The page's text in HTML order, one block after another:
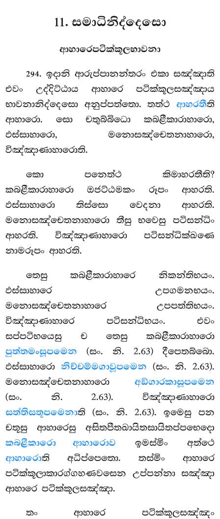
11. සමාධිනිද්දෙසො
ආහාරෙපටික්කූලභාවනා
294. ඉදානිආරුප්පානන්තරං එකා සඤ්ඤාති
එවං උද්දිට්ඨාය ආහාරෙ පටික්කූලසඤ්ඤාය
භාවනානිද්දෙසො අනුප්පත්තො. තත්ථ ආහරතීති
ආහාරො. සො චතුබ්බිධො කබළීකාරාහාරො,
ඵස්සාහාරො, මනොසඤ්චෙතනාහාරො,
විඤ්ඤාණාහාරොති.
කො පනෙත්ථ කිමාහරතීති?
කබළීකාරාහාරො ඔජට්ඨමකං රූපං ආහරති.
ඵස්සාහාරො තිස්සො වෙදනා ආහරති.
මනොසඤ්චෙතනාහාරො තීසු භවෙසු පටිසන්ධිං
ආහරති. විඤ්ඤාණාහාරො පටිසන්ධික්ඛණෙ
නාමරූපං ආහරති.
තෙසු කබළීකාරාහාරෙ නිකන්තිභයං.
ඵස්සාහාරෙ උපගමනභයං.
මනොසඤ්චෙතනාහාරෙ උපපත්තිභයං.
විඤ්ඤාණාහාරෙ පටිසන්ධිභයං. එවං
සප්පටිභයෙසු ච තෙසු කබළීකාරාහාරො
පුත්තමංසූපමෙන (සං. නි. 2.63) දීපෙතබ්බො.
ඵස්සාහාරො නිච්චම්මගාවූපමෙන (සං. නි. 2.63).
මනොසඤ්චෙතනාහාරො අඞ්ගාරකාසූපමෙන
(සං. නි. 2.63). විඤ්ඤාණාහාරො
සත්තිසතූපමෙනාති (සං. නි. 2.63). ඉමෙසු පන
චතූසු ආහාරෙසු අසිතපීතඛායිතසායිතප්පභෙදො
කබළීකාරො ආහාරොව ඉමස්මිං අත්ථෙ
ආහාරොති අධිප්පෙතො. තස්මිං ආහාරෙ
පටික්කූලාකාරග්ගහණවසෙන උප්පන්නා සඤ්ඤා
ආහාරෙ පටික්කූලසඤ්ඤා.
තං ආහාරෙ පටික්කූලසඤ්ඤං